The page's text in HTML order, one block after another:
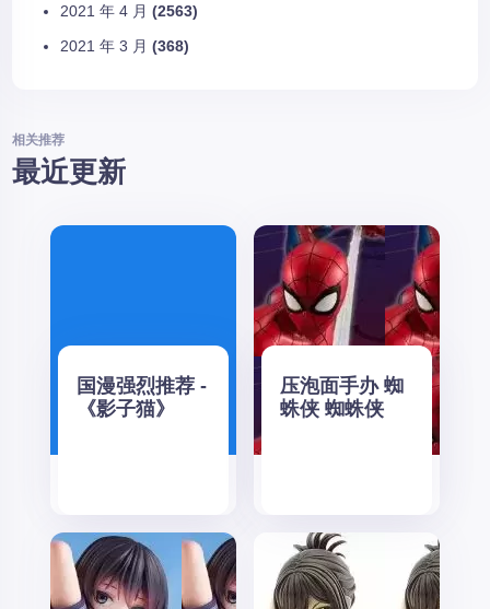
2021 年 4 月 (2563)
2021 年 3 月 (368)
相关推荐
最近更新
国漫强烈推荐 -
《影子猫》
压泡面手办 蜘
蛛侠 蜘蛛侠